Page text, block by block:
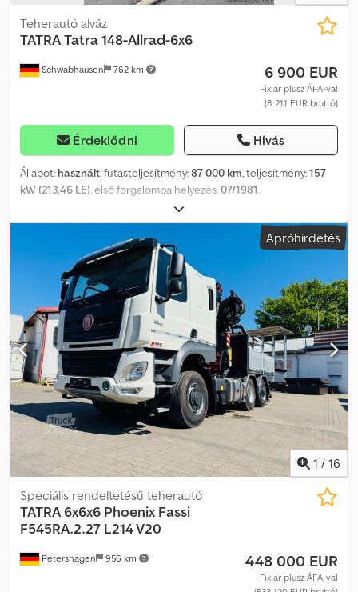
Schwabhausen 762 km
Teherautó alváz
TATRATatra 148-Allrad-6x6
6 900 EUR
Fix ár plusz ÁFA-val
(8 211 EUR bruttó)
Érdeklődni Hívás
Állapot: használt, futásteljesítmény:87 000 km, teljesítmény:157
kW (213,46 LE), első forgalomba helyezés:07/1981,
, tengelyelrendezés:
mechanikai, A sok megtévesztő e-mail miatt az e-mailekre nem
válaszolunk. WhatsApp Működőképes és forgalomképes
állapotban Dodeztlg Topfx Achjkr A futásteljesítmény le lett
olvasva. „A hibák, nyomdai hibák és a köztes értékesítés jogát
fenntartjuk.”
Apróhirdetés
1 / 16
Petershagen 956 km
Speciális rendeltetésű teherautó
TATRA 6x6x6 Phoenix Fassi
F545RA.2.27 L214 V20
448 000 EUR
Fix ár plusz ÁFA-val